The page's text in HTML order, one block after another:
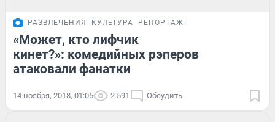
РАЗВЛЕЧЕНИЯ КУЛЬТУРА РЕПОРТАЖ
«Может, кто лифчик
кинет?»: комедийных рэперов
атаковали фанатки
14 ноября, 2018, 01:05 2 591 Обсудить